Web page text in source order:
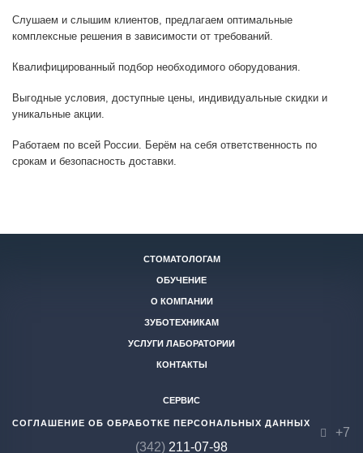
Слушаем и слышим клиентов, предлагаем оптимальные
комплексные решения в зависимости от требований.
Квалифицированный подбор необходимого оборудования.
Выгодные условия, доступные цены, индивидуальные скидки и
уникальные акции.
Работаем по всей России. Берём на себя ответственность по
срокам и безопасность доставки.
СТОМАТОЛОГАМ
ОБУЧЕНИЕ
О КОМПАНИИ
ЗУБОТЕХНИКАМ
УСЛУГИ ЛАБОРАТОРИИ
КОНТАКТЫ
СЕРВИС
СОГЛАШЕНИЕ ОБ ОБРАБОТКЕ ПЕРСОНАЛЬНЫХ ДАННЫХ
+7
(342) 211-07-98